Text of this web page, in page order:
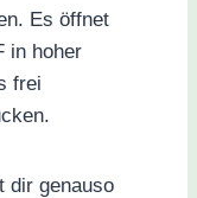
Es öffnet
in hoher
frei
dir genauso